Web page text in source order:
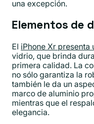
una excepción.
Elementos de
El iPhone Xr
vidrio, que brinda
primera calidad. La
no sólo garantiza la
también le da un
marco de aluminio
mientras que el
elegancia.